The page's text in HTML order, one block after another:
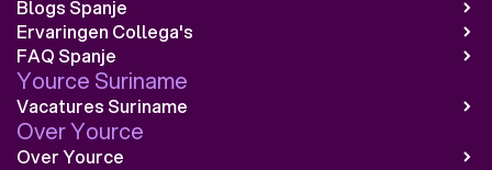
Blogs Spanje
Ervaringen Collega's
FAQ Spanje
Yource Suriname
Vacatures Suriname
Over Yource
Over Yource